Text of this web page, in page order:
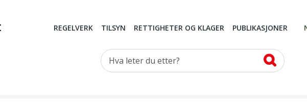
REGELVERK TILSYN RETTIGHETER OG KLAGER PUBLIKASJONER
Hva leter du etter?